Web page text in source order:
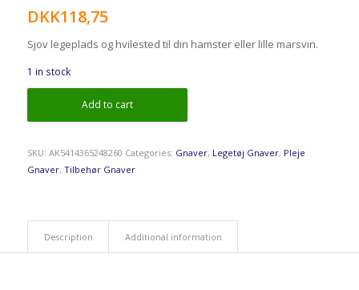
DKK118,75
Sjov legeplads og hvilested til din hamster eller lille marsvin.
1 in stock
Add to cart
SKU: AK5414365248260 Categories: Gnaver, Legetøj Gnaver, Pleje
Gnaver, Tilbehør Gnaver
Description Additional information